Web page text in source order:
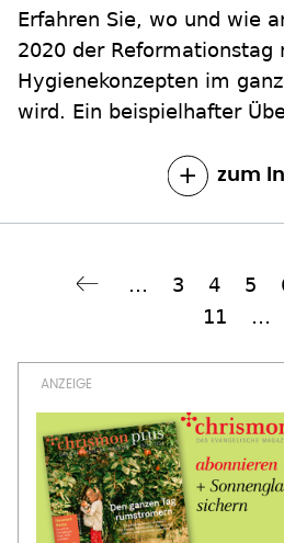
Hygienekonzepten im
wird. Ein beispielhafter
zum
… Seite
3 Seite
4 5